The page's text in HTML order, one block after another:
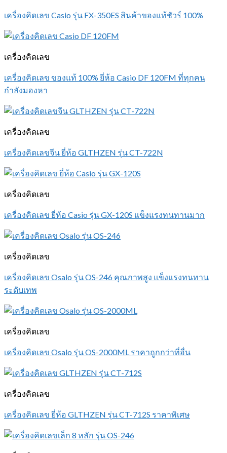
เครื่องคิดเลข Casio รุ่น FX-350ES สินค้าของแท้ชัวร์ 100%
เครื่องคิดเลข
เครื่องคิดเลข ของแท้ 100% ยี่ห้อ Casio DF 120FM ที่ทุกคน
กำลังมองหา
เครื่องคิดเลข
เครื่องคิดเลขจีน ยี่ห้อ GLTHZEN รุ่น CT-722N
เครื่องคิดเลข
เครื่องคิดเลข ยี่ห้อ Casio รุ่น GX-120S แข็งแรงทนทานมาก
เครื่องคิดเลข
เครื่องคิดเลข Osalo รุ่น OS-246 คุณภาพสูง แข็งแรงทนทาน
ระดับเทพ
เครื่องคิดเลข
เครื่องคิดเลข Osalo รุ่น OS-2000ML ราคาถูกกว่าที่อื่น
เครื่องคิดเลข
เครื่องคิดเลข ยี่ห้อ GLTHZEN รุ่น CT-712S ราคาพิเศษ